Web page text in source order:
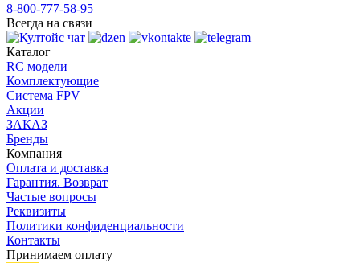
8-800-777-58-95
Всегда на связи
Каталог
RC модели
Комплектующие
Система FPV
Акции
ЗАКАЗ
Бренды
Компания
Оплата и доставка
Гарантия. Возврат
Частые вопросы
Реквизиты
Политики конфиденциальности
Контакты
Принимаем оплату